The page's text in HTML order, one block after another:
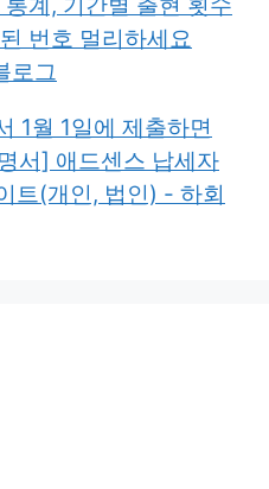
계, 기간별 출현 횟수
번호 멀리하세요
로그
1월 1일에 제출하면
서] 애드센스 납세자
트(개인, 법인) - 하회